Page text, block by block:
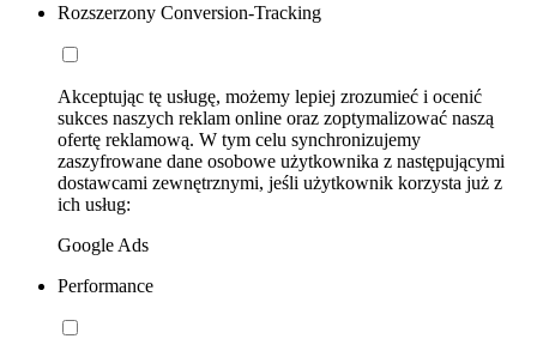
Rozszerzony Conversion-Tracking
Akceptując tę usługę, możemy lepiej zrozumieć i ocenić
sukces naszych reklam online oraz zoptymalizować naszą
ofertę reklamową. W tym celu synchronizujemy
zaszyfrowane dane osobowe użytkownika z następującymi
dostawcami zewnętrznymi, jeśli użytkownik korzysta już z
ich usług:
Google Ads
Performance